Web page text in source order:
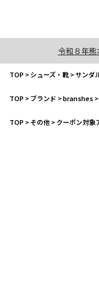
令和８年
TOP>シューズ・靴>サンダ
TOP>ブランド >branshes>
TOP>その他>クーポン対象